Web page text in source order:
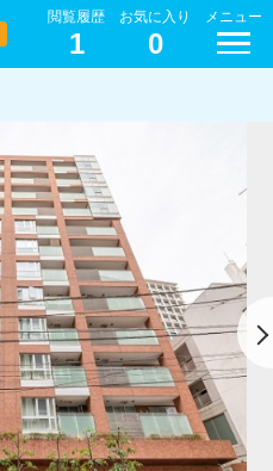
閲覧履歴
1
お気に入り
0
メニュー